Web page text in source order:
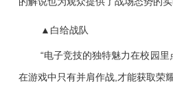
▲白给战队
“电子竞技的独特魅力在校园
在游戏中只有并肩作战,才能获取荣